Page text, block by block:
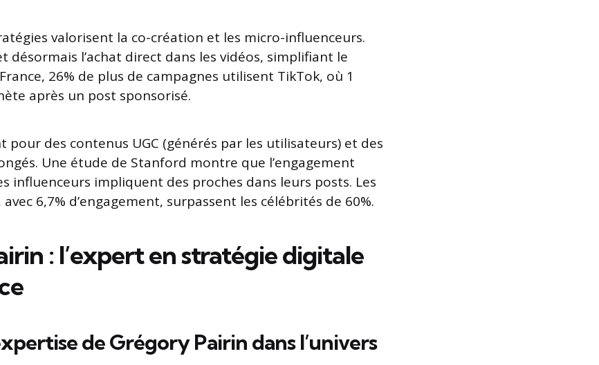
valorisent la co-création et les micro-influenceurs.
désormais l’achat direct dans les vidéos, simplifiant le
26% de plus de campagnes utilisent TikTok, où 1
après un post sponsorisé.
pour des contenus UGC (générés par les utilisateurs) et des
Une étude de Stanford montre que l’engagement
influenceurs impliquent des proches dans leurs posts. Les
6,7% d’engagement, surpassent les célébrités de 60%.
: l’expert en stratégie digitale
de Grégory Pairin dans l’univers